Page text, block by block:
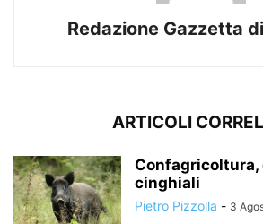
Redazione Gazzetta
ARTICOLI
Confagricoltura,
cinghiali
Pietro Pizzolla - 3